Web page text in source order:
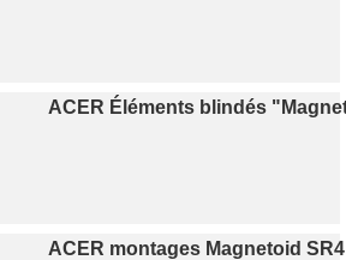
ACER Éléments blindés
ACER montages Magnetoid